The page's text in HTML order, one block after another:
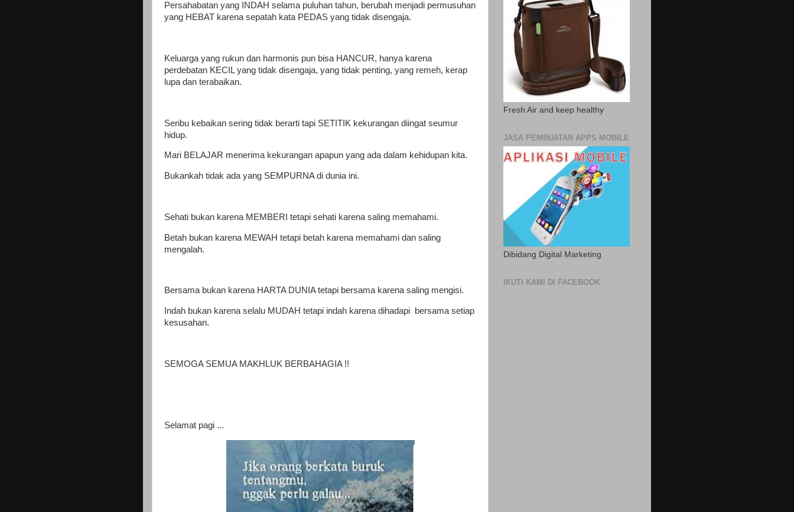
Persahabatan yang INDAH selama puluhan tahun, berubah menjadi permusuhan
yang HEBAT karena sepatah kata PEDAS yang tidak disengaja.
Keluarga yang rukun dan harmonis pun bisa HANCUR, hanya karena
perdebatan KECIL yang tidak disengaja, yang tidak penting, yang remeh, kerap
lupa dan terabaikan.
Seribu kebaikan sering tidak berarti tapi SETITIK kekurangan diingat seumur
hidup.
Mari BELAJAR menerima kekurangan apapun yang ada dalam kehidupan kita.
Bukankah tidak ada yang SEMPURNA di dunia ini.
Sehati bukan karena MEMBERI tetapi sehati karena saling memahami.
Betah bukan karena MEWAH tetapi betah karena memahami dan saling
mengalah.
Bersama bukan karena HARTA DUNIA tetapi bersama karena saling mengisi.
Indah bukan karena selalu MUDAH tetapi indah karena dihadapi bersama setiap
kesusahan.
SEMOGA SEMUA MAKHLUK BERBAHAGIA !!
Selamat pagi ...
Fresh Air and keep healthy
JASA PEMBUATAN APPS MOBILE
Dibidang Digital Marketing
IKUTI KAMI DI FACEBOOK